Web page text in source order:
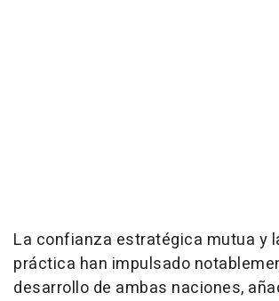
La confianza estratégica mutua y
práctica han impulsado
desarrollo de ambas naciones,